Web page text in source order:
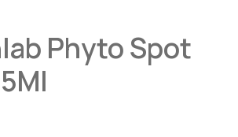
Phyto Spot